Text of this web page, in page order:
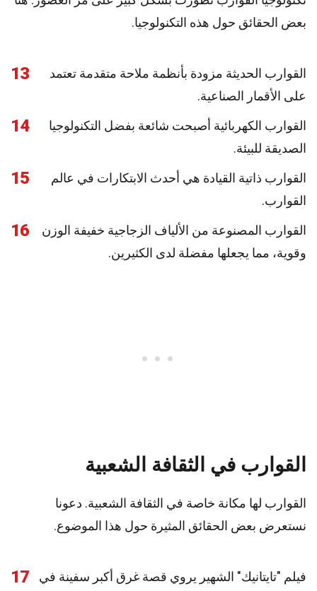
بعض الحقائق حول هذه التكنولوجيا.
13
القوارب الحديثة مزودة بأنظمة ملاحة متقدمة تعتمد
على الأقمار الصناعية.
14
القوارب الكهربائية أصبحت شائعة بفضل التكنولوجيا
الصديقة للبيئة.
15
القوارب ذاتية القيادة هي أحدث الابتكارات في عالم
القوارب.
16
القوارب المصنوعة من الألياف الزجاجية خفيفة الوزن
وقوية، مما يجعلها مفضلة لدى الكثيرين.
القوارب في الثقافة الشعبية
القوارب لها مكانة خاصة في الثقافة الشعبية. دعونا
نستعرض بعض الحقائق المثيرة حول هذا الموضوع.
17
فيلم "تايتانيك" الشهير يروي قصة غرق أكبر سفينة في